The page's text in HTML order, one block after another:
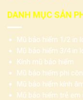
DANH MỤC SẢN
Mũ bảo hiểm 1/2 in
Mũ bảo hiểm 3/4 in
Kính mũ bảo hiểm
Mũ bảo hiểm phi
Mũ bảo hiểm kính
Mũ bảo hiểm trẻ em